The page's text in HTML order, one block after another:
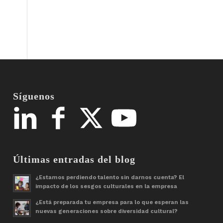
Síguenos
Últimas entradas del blog
¿Estamos perdiendo talento sin darnos cuenta? El
impacto de los sesgos culturales en la empresa
¿Está preparada tu empresa para lo que esperan las
nuevas generaciones sobre diversidad cultural?